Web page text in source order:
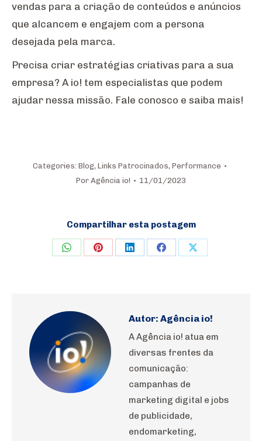
vendas para a criação de conteúdos e anúncios
que alcancem e engajem com a persona
desejada pela marca.
Precisa criar estratégias criativas para a sua
empresa? A io! tem especialistas que podem
ajudar nessa missão. Fale conosco e saiba mais!
Categories: Blog, Links Patrocinados, Performance
Por Agência io! 11/01/2023
Compartilhar esta postagem
Share Share Share Share Share
Autor: Agência io!
A Agência io! atua em
diversas frentes da
comunicação:
campanhas de
marketing digital e jobs
de publicidade,
endomarketing,